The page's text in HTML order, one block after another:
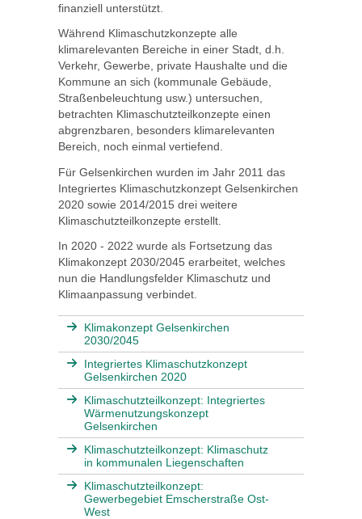
finanziell unterstützt.
Während Klimaschutzkonzepte alle
klimarelevanten Bereiche in einer Stadt, d.h.
Verkehr, Gewerbe, private Haushalte und die
Kommune an sich (kommunale Gebäude,
Straßenbeleuchtung usw.) untersuchen,
betrachten Klimaschutzteilkonzepte einen
abgrenzbaren, besonders klimarelevanten
Bereich, noch einmal vertiefend.
Für Gelsenkirchen wurden im Jahr 2011 das
Integriertes Klimaschutzkonzept Gelsenkirchen
2020 sowie 2014/2015 drei weitere
Klimaschutzteilkonzepte erstellt.
In 2020 - 2022 wurde als Fortsetzung das
Klimakonzept 2030/2045 erarbeitet, welches
nun die Handlungsfelder Klimaschutz und
Klimaanpassung verbindet.
Klimakonzept Gelsenkirchen
2030/2045
Integriertes Klimaschutzkonzept
Gelsenkirchen 2020
Klimaschutzteilkonzept: Integriertes
Wärmenutzungskonzept
Gelsenkirchen
Klimaschutzteilkonzept: Klimaschutz
in kommunalen Liegenschaften
Klimaschutzteilkonzept:
Gewerbegebiet Emscherstraße Ost-
West